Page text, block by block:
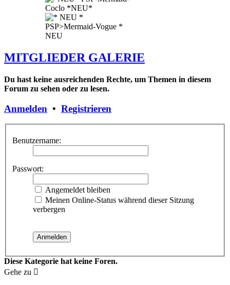
MITGLIEDER GALERIE
Du hast keine ausreichenden Rechte, um Themen in diesem
Forum zu sehen oder zu lesen.
Anmelden • Registrieren
Benutzername:
Passwort:
Angemeldet bleiben
Meinen Online-Status während dieser Sitzung
verbergen
Diese Kategorie hat keine Foren.
Gehe zu